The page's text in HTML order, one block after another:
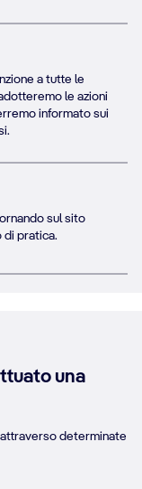
a tutte le
le azioni
informato sui
sul sito
di pratica.
una
determinate